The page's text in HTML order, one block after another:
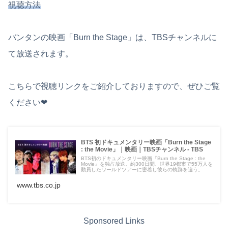
視聴方法
バンタンの映画「Burn the Stage」は、TBSチャンネルに
て放送されます。
こちらで視聴リンクをご紹介しておりますので、ぜひご覧
ください❤︎
BTS 初ドキュメンタリー映画「Burn the Stage
: the Movie」｜映画｜TBSチャンネル - TBS
BTS初のドキュメンタリー映画『Burn the Stage : the
Movie』を独占放送。約300日間、世界19都市で55万人を
動員したワールドツアーに密着し彼らの軌跡を追う。
www.tbs.co.jp
Sponsored Links